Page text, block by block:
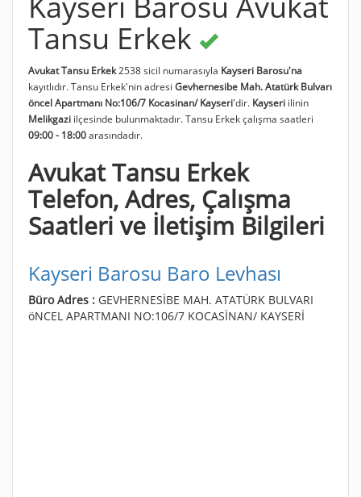
Tansu Erkek
Avukat Tansu Erkek2538 sicil numarasıyla Kayseri Barosu'na
kayıtlıdır. Tansu Erkek'nin adresi Gevhernesibe Mah. Atatürk Bulvarı
öncel Apartmanı No:106/7 Kocasinan/ Kayseri'dir. Kayseri ilinin
Melikgazi ilçesinde bulunmaktadır. Tansu Erkek çalışma saatleri
09:00 - 18:00arasındadır.
Avukat Tansu Erkek
Telefon, Adres, Çalışma
Saatleri ve İletişim Bilgileri
Kayseri Barosu Baro Levhası
Büro Adres : GEVHERNESİBE MAH. ATATÜRK BULVARI
öNCEL APARTMANI NO:106/7 KOCASİNAN/ KAYSERİ